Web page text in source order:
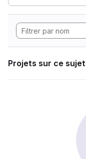
Projets sur ce sujet